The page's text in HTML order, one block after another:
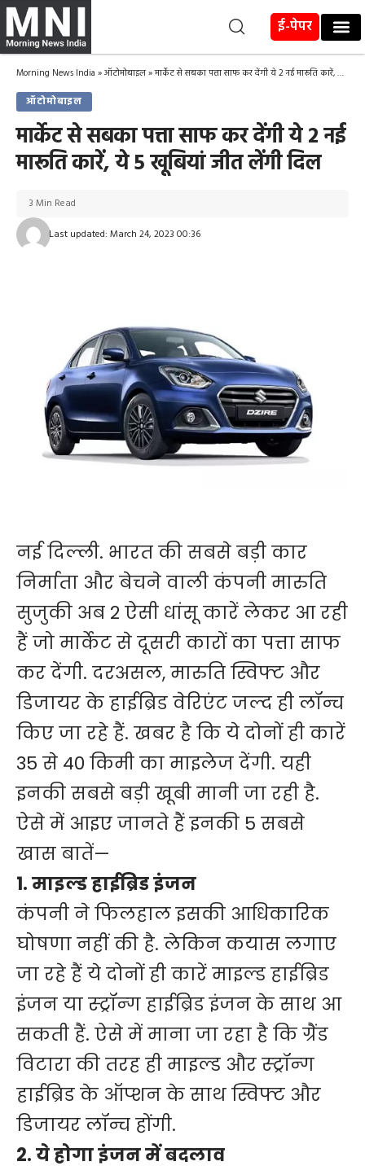
ई-पेपर
Morning News India »ऑटोमोबाइल»मार्केट से सबका पत्ता साफ कर देंगी ये 2 नई मारूति कारें, ये 5 खूबियां जीत लेंगी दिल
ऑटोमोबाइल
मार्केट से सबका पत्ता साफ कर देंगी ये 2 नई
मारूति कारें, ये 5 खूबियां जीत लेंगी दिल
Last updated: March 24, 2023 00:36
3 Min Read
नई दिल्ली. भारत की सबसे बड़ी कार
निर्माता और बेचने वाली कंपनी मारुति
सुजुकी अब 2 ऐसी धांसू कारें लेकर आ रही
हैं जो मार्केट से दूसरी कारों का पत्ता साफ
कर देंगी. दरअसल, मारुति स्विफ्ट और
डिजायर के हाईब्रिड वेरिएंट जल्द ही लॉन्च
किए जा रहे हैं. खबर है कि ये दोनों ही कारें
35 से 40 किमी का माइलेज देंगी. यही
इनकी सबसे बड़ी खूबी मानी जा रही है.
ऐसे में आइए जानते हैं इनकी 5 सबसे
खास बातें—
1. माइल्ड हाईब्रिड इंजन
कंपनी ने फिलहाल इसकी आधिकारिक
घोषणा नहीं की है. लेकिन कयास लगाए
जा रहे हैं ये दोनों ही कारें माइल्ड हाईब्रिड
इंजन या स्ट्रॉन्ग हाईब्रिड इंजन के साथ आ
सकती हैं. ऐसे में माना जा रहा है कि ग्रैंड
विटारा की तरह ही माइल्ड और स्ट्रॉन्ग
हाईब्रिड के ऑप्‍शन के साथ स्विफ्ट और
डिजायर लॉन्च होंगी.
2. ये होगा इंजन में बदलाव